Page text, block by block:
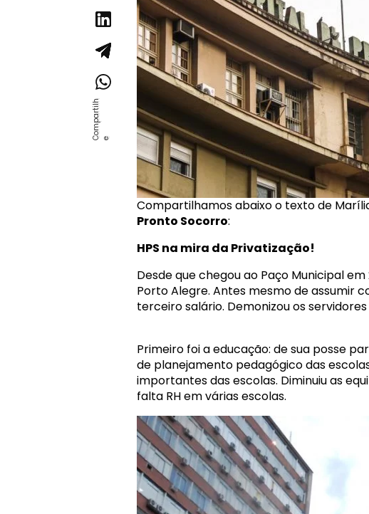
Compartilhamos abaixo o texto de
Pronto Socorro:
HPS na mira da Privatização!
Desde que chegou ao Paço Municipal
Porto Alegre. Antes mesmo de assumir
terceiro salário. Demonizou os
Primeiro foi a educação: de sua posse
de planejamento pedagógico das
importantes das escolas. Diminuiu as
falta RH em várias escolas.